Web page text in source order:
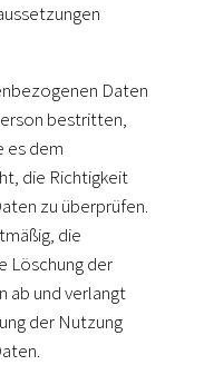
Daten
bestritten,
es dem
die Richtigkeit
zu überprüfen.
die
Löschung der
ab und verlangt
der Nutzung